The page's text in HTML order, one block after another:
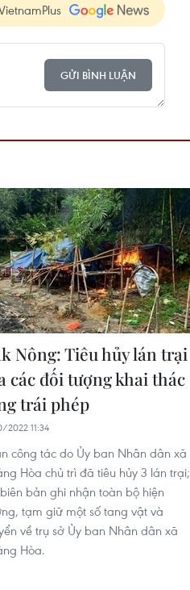
GỬI BÌNH LUẬN
Nông: Tiêu hủy lán trại
các đối tượng khai thác
trái phép
2022 11:34
công tác do Ủy ban Nhân dân xã
Hòa chủ trì đã tiêu hủy 3 lán trại;
bản ghi nhận toàn bộ hiện
tạm giữ một số tang vật và
về trụ sở Ủy ban Nhân dân xã
Hòa.